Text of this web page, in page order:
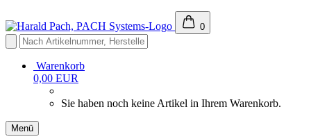
0
Warenkorb
0,00 EUR
Sie haben noch keine Artikel in Ihrem Warenkorb.
Menü